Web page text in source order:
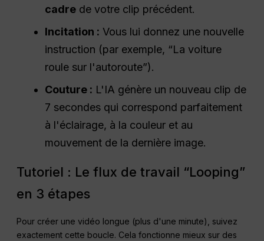
cadre de votre clip précédent.
Incitation : Vous lui donnez une nouvelle
instruction (par exemple, “La voiture
roule sur l'autoroute”).
Couture : L'IA génère un nouveau clip de
7 secondes qui correspond parfaitement
à l'éclairage, à la couleur et au
mouvement de la dernière image.
Tutoriel : Le flux de travail “Looping”
en 3 étapes
Pour créer une vidéo longue (plus d'une minute), suivez
exactement cette boucle. Cela fonctionne mieux sur des